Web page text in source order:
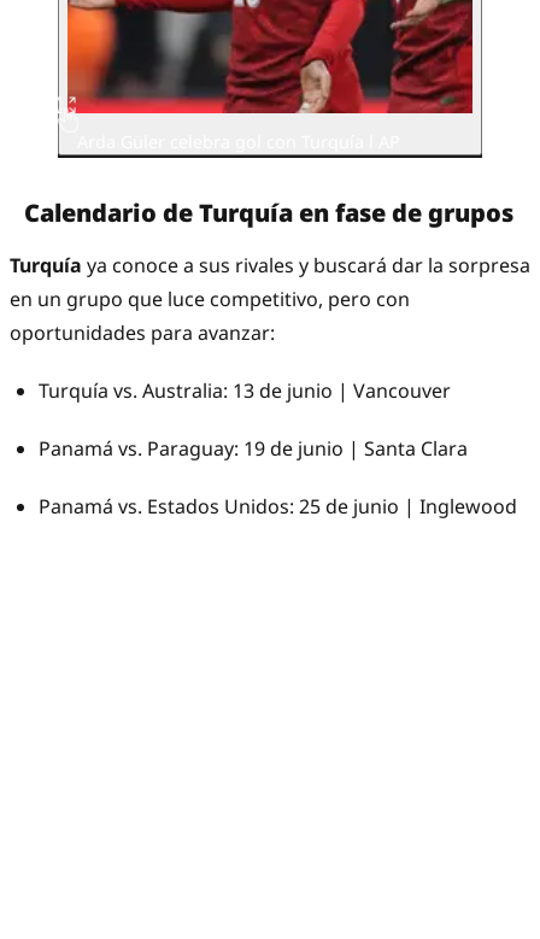
Calendario de Turquía en fase de grupos
Turquía ya conoce a sus rivales y buscará dar la sorpresa
en un grupo que luce competitivo, pero con
oportunidades para avanzar:
Turquía vs. Australia: 13 de junio | Vancouver
Panamá vs. Paraguay: 19 de junio | Santa Clara
Panamá vs. Estados Unidos: 25 de junio | Inglewood